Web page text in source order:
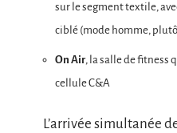
sur le segment textile,
ciblé (mode homme,
On Air, la salle de fitness
cellule C&A
L’arrivée simultanée